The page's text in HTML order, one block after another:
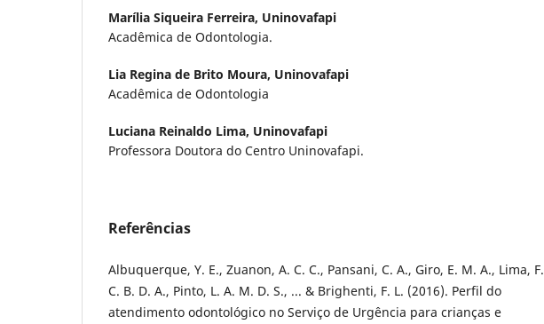
Marília Siqueira Ferreira, Uninovafapi
Acadêmica de Odontologia.
Lia Regina de Brito Moura, Uninovafapi
Acadêmica de Odontologia
Luciana Reinaldo Lima, Uninovafapi
Professora Doutora do Centro Uninovafapi.
Referências
Albuquerque, Y. E., Zuanon, A. C. C., Pansani, C. A., Giro, E. M. A., Lima, F.
C. B. D. A., Pinto, L. A. M. D. S., ... & Brighenti, F. L. (2016). Perfil do
atendimento odontológico no Serviço de Urgência para crianças e